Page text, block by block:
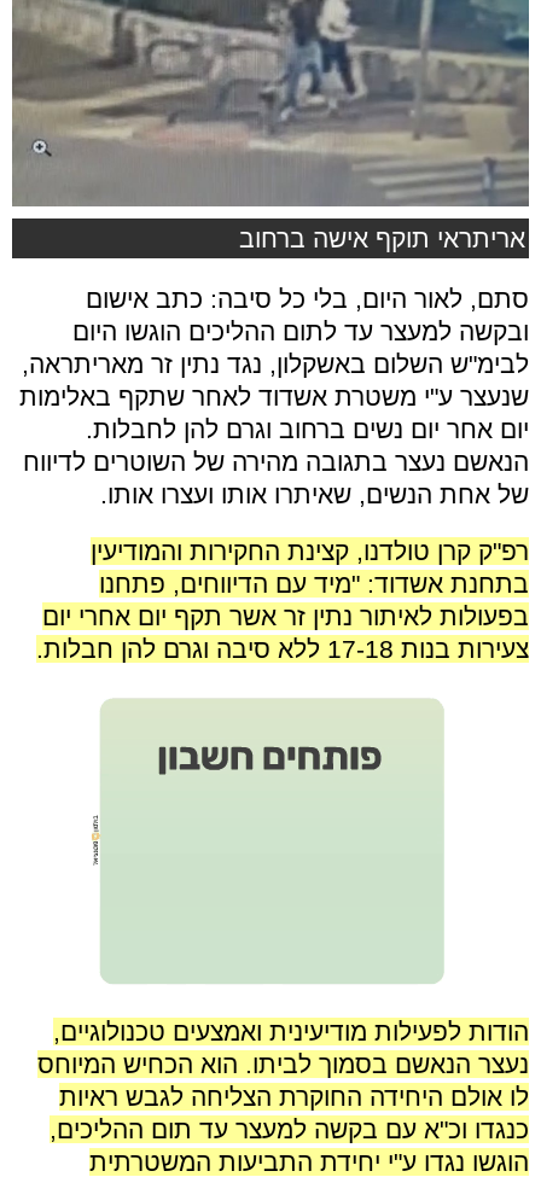
אריתראי תוקף אישה ברחוב
סתם, לאור היום, בלי כל סיבה: כתב אישום
ובקשה למעצר עד לתום ההליכים הוגשו היום
לבימ"ש השלום באשקלון, נגד נתין זר מאריתראה,
שנעצר ע"י משטרת אשדוד לאחר שתקף באלימות
יום אחר יום נשים ברחוב וגרם להן לחבלות.
הנאשם נעצר בתגובה מהירה של השוטרים לדיווח
של אחת הנשים, שאיתרו אותו ועצרו אותו.
רפ"ק קרן טולדנו, קצינת החקירות והמודיעין
בתחנת אשדוד: "מיד עם הדיווחים, פתחנו
בפעולות לאיתור נתין זר אשר תקף יום אחרי יום
צעירות בנות 17-18 ללא סיבה וגרם להן חבלות.
הודות לפעילות מודיעינית ואמצעים טכנולוגיים,
נעצר הנאשם בסמוך לביתו. הוא הכחיש המיוחס
לו אולם היחידה החוקרת הצליחה לגבש ראיות
כנגדו וכ"א עם בקשה למעצר עד תום ההליכים,
הוגשו נגדו ע"י יחידת התביעות המשטרתית